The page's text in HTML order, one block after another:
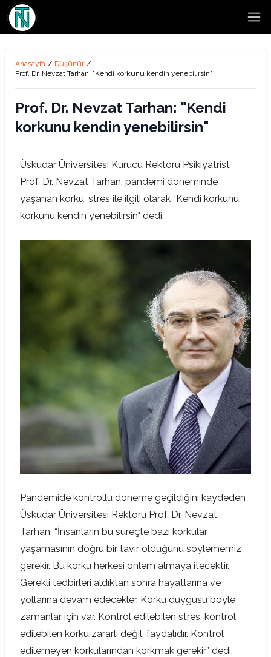
Anasayfa / Düşünür /
Prof. Dr. Nevzat Tarhan: "Kendi korkunu kendin yenebilirsin"
Prof. Dr. Nevzat Tarhan: "Kendi
korkunu kendin yenebilirsin"
Üsküdar Üniversitesi Kurucu Rektörü Psikiyatrist
Prof. Dr. Nevzat Tarhan, pandemi döneminde
yaşanan korku, stres ile ilgili olarak “Kendi korkunu
korkunu kendin yenebilirsin" dedi.
Pandemide kontrollü döneme geçildiğini kaydeden
Üsküdar Üniversitesi Rektörü Prof. Dr. Nevzat
Tarhan, “İnsanların bu süreçte bazı korkular
yaşamasının doğru bir tavır olduğunu söylememiz
gerekir. Bu korku herkesi önlem almaya itecektir.
Gerekli tedbirleri aldıktan sonra hayatlarına ve
yollarına devam edecekler. Korku duygusu böyle
zamanlar için var. Kontrol edilebilen stres, kontrol
edilebilen korku zararlı değil, faydalıdır. Kontrol
edilemeyen korkularından korkmak gerekir” dedi.